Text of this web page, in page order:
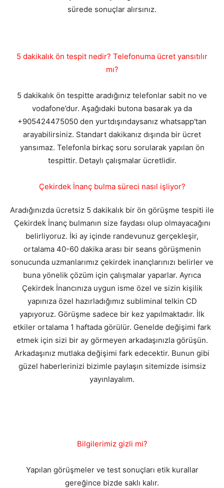
sürede sonuçlar alırsınız.
5 dakikalık ön tespit nedir? Telefonuma ücret yansıtılır
mı?
5 dakikalık ön tespitte aradığınız telefonlar sabit no ve
vodafone’dur. Aşağıdaki butona basarak ya da
+905424475050 den yurtdışındaysanız whatsapp'tan
arayabilirsiniz. Standart dakikanız dışında bir ücret
yansımaz. Telefonla birkaç soru sorularak yapılan ön
tespittir. Detaylı çalışmalar ücretlidir.
Çekirdek İnanç bulma süreci nasıl işliyor?
Aradığınızda ücretsiz 5 dakikalık bir ön görüşme tespiti ile
Çekirdek İnanç bulmanın size faydası olup olmayacağını
belirliyoruz. İki ay içinde randevunuz gerçekleşir,
ortalama 40-60 dakika arası bir seans görüşmenin
sonucunda uzmanlarımız çekirdek inançlarınızı belirler ve
buna yönelik çözüm için çalışmalar yaparlar. Ayrıca
Çekirdek İnancınıza uygun isme özel ve sizin kişilik
yapınıza özel hazırladığımız subliminal telkin CD
yapıyoruz. Görüşme sadece bir kez yapılmaktadır. İlk
etkiler ortalama 1 haftada görülür. Genelde değişimi fark
etmek için sizi bir ay görmeyen arkadaşınızla görüşün.
Arkadaşınız mutlaka değişimi fark edecektir. Bunun gibi
güzel haberlerinizi bizimle paylaşın sitemizde isimsiz
yayınlayalım.
Bilgilerimiz gizli mi?
Yapılan görüşmeler ve test sonuçları etik kurallar
gereğince bizde saklı kalır.